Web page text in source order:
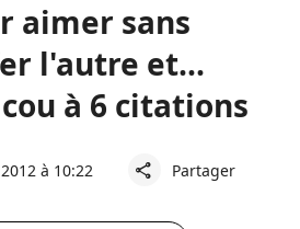
aimer sans
l'autre et...
à 6 citations
à 10:22 share Partager